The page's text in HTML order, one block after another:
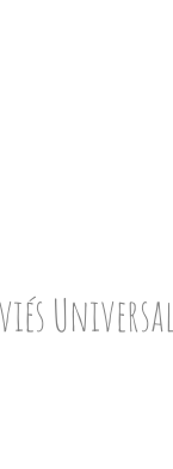
Universal